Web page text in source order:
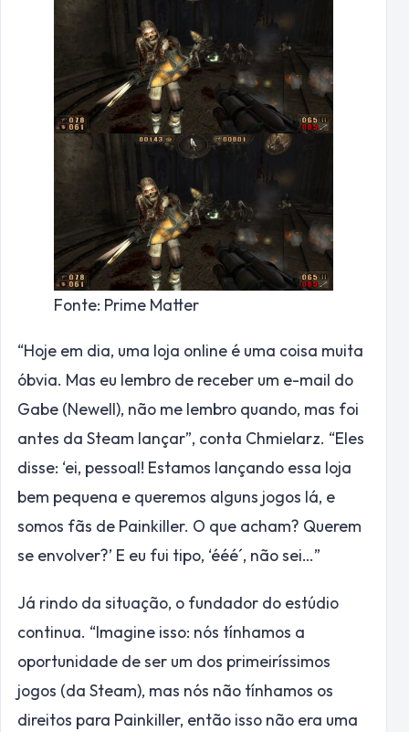
Fonte: Prime Matter
“Hoje em dia, uma loja online é uma coisa muita
óbvia. Mas eu lembro de receber um e-mail do
Gabe (Newell), não me lembro quando, mas foi
antes da Steam lançar”, conta Chmielarz. “Eles
disse: ‘ei, pessoal! Estamos lançando essa loja
bem pequena e queremos alguns jogos lá, e
somos fãs de Painkiller. O que acham? Querem
se envolver?’ E eu fui tipo, ‘ééé´, não sei…”
Já rindo da situação, o fundador do estúdio
continua. “Imagine isso: nós tínhamos a
oportunidade de ser um dos primeiríssimos
jogos (da Steam), mas nós não tínhamos os
direitos para Painkiller, então isso não era uma